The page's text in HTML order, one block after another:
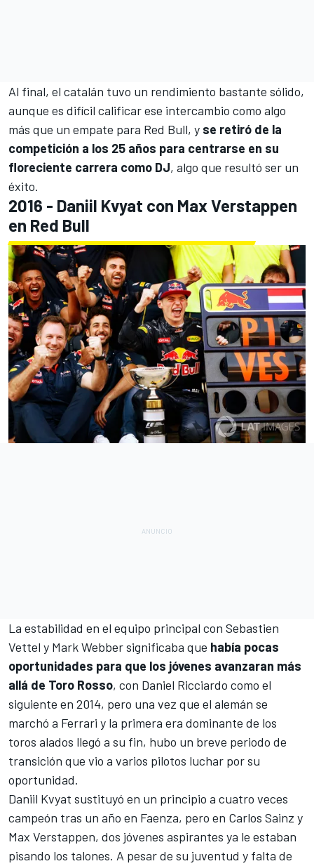
Al final, el catalán tuvo un rendimiento bastante sólido,
aunque es difícil calificar ese intercambio como algo
más que un empate para Red Bull, y se retiró de la
competición a los 25 años para centrarse en su
floreciente carrera como DJ, algo que resultó ser un
éxito.
2016 - Daniil Kvyat con Max Verstappen
en Red Bull
La estabilidad en el equipo principal con Sebastien
Vettel y Mark Webbersignificaba que había pocas
oportunidades para que los jóvenes avanzaran más
allá de Toro Rosso, con Daniel Ricciardo como el
siguiente en 2014, pero una vez que el alemán se
marchó a Ferrari y la primera era dominante de los
toros alados llegó a su fin, hubo un breve periodo de
transición que vio a varios pilotos luchar por su
oportunidad.
Daniil Kvyat sustituyó en un principio a cuatro veces
campeón tras un año en Faenza, pero en Carlos Sainz y
Max Verstappen, dos jóvenes aspirantes ya le estaban
pisando los talones. A pesar de su juventud y falta de